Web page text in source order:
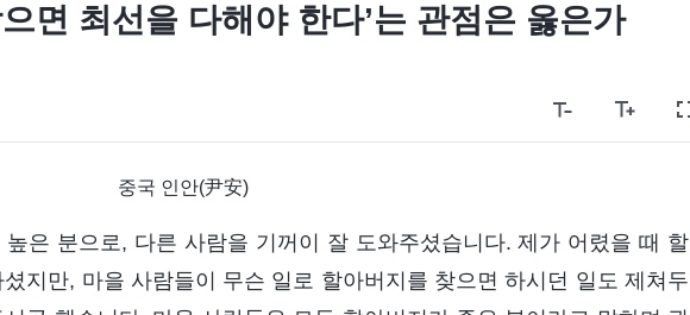
면 최선을 다해야 한다’는 관점은 옳은가
중국 인안(尹安)
은 분으로, 다른 사람을 기꺼이 잘 도와주셨습니다. 제가 어렸을 때 할
지만, 마을 사람들이 무슨 일로 할아버지를 찾으면 하시던 일도 제쳐두